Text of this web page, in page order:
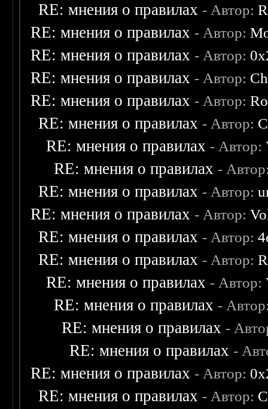
RE: мнения о правилах - Автор:
RE: мнения о правилах - Автор:
RE: мнения о правилах - Автор:
RE: мнения о правилах - Автор:
RE: мнения о правилах - Автор:
RE: мнения о правилах - Автор:
RE: мнения о правилах - Автор:
RE: мнения о правилах -
RE: мнения о правилах - Автор:
RE: мнения о правилах - Автор:
RE: мнения о правилах - Автор:
RE: мнения о правилах - Автор:
RE: мнения о правилах - Автор:
RE: мнения о правилах -
RE: мнения о правилах -
RE: мнения о правилах -
RE: мнения о правилах - Автор:
RE: мнения о правилах - Автор: